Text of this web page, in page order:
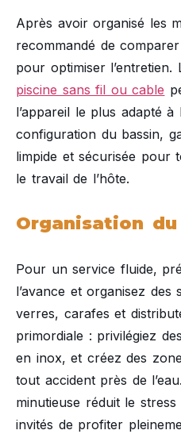
Après avoir organisé les
recommandé de
pour optimiser l’entretien.
piscine sans fil ou cable
l’appareil le plus adapté
configuration du bassin,
limpide et sécurisée pour
le travail de l’hôte.
Organisation
Pour un service fluide,
l’avance et organisez des
verres, carafes et
primordiale : privilégiez
en inox, et créez des
tout accident près de
minutieuse réduit le
invités de profiter